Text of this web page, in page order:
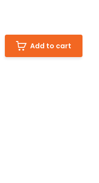
Add to cart